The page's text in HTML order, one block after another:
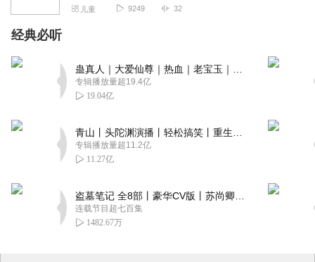
儿童 9249 32
经典必听
专辑播放量超19.4亿
19.04亿
专辑播放量超11.2亿
11.27亿
连载节目超七百集
1482.67万